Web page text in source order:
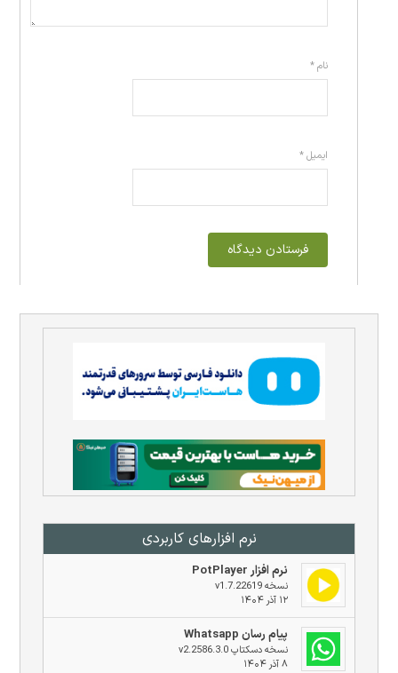
نرم افزار‌های کاربردی
نرم افزار PotPlayer
نسخه v1.7.22619
۱۲ آذر ۱۴۰۴
پیام رسان Whatsapp
نسخه دسکتاپ v2.2586.3.0
۸ آذر ۱۴۰۴
نام*
ایمیل*